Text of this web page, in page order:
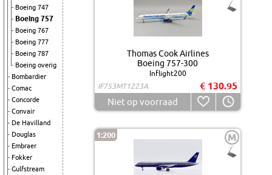
Boeing 747
Boeing 757
Boeing 767
Boeing 777
Boeing 787
Boeing overig
Bombardier
Comac
Concorde
Convair
De Havilland
Douglas
Embraer
Fokker
Gulfstream
Thomas Cook Airlines
Boeing 757-300
Inflight200
IF753MT1223A
€ 130.95
Niet op voorraad
1:200 M